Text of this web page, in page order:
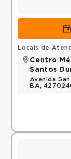
Locais de
Centro
Santos
Avenida
BA,